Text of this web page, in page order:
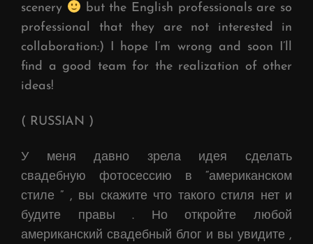
scenery
but the English professionals are so
professional that they are not interested in
collaboration:) I hope I’m wrong and soon I’ll
find a good team for the realization of other
ideas!
( RUSSIAN )
У меня давно зрела идея сделать
свадебную фотосессию в “американском
стиле ” , вы скажите что такого стиля нет и
будите правы . Но откройте любой
американский свадебный блог и вы увидите ,